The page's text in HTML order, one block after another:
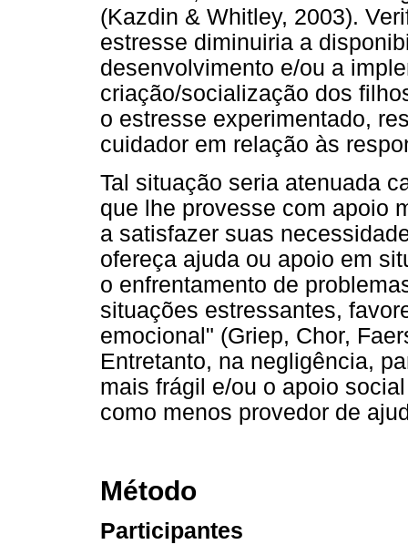
(Kazdin & Whitley, 2003).
estresse diminuiria a
desenvolvimento e/ou a
criação/socialização dos
o estresse experimentado,
cuidador em relação às
Tal situação seria atenuada
que lhe provesse com apoio
a satisfazer suas
ofereça ajuda ou apoio em
o enfrentamento de
situações estressantes,
emocional" (Griep, Chor,
Entretanto, na negligência,
mais frágil e/ou o apoio
como menos provedor de
Método
Participantes